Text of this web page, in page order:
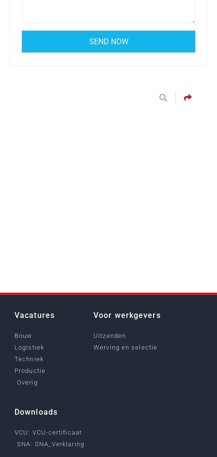
Vacatures
Bouw
Logistiek
Techniek
Productie
Overig
Voor werkgevers
Uitzenden
Werving en selectie
Downloads
VCU: VCU-certificaat
SNA: SNA_Verklaring